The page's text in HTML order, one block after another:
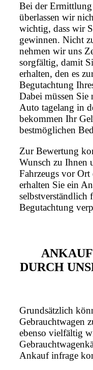
Bei der Ermittlung
überlassen wir
wichtig, dass wir
gewinnen. Nicht
nehmen wir uns
sorgfältig, damit
erhalten, den es
Begutachtung
Dabei müssen Sie
Auto tagelang in
bekommen Ihr
bestmöglichen
Zur Bewertung
Wunsch zu Ihnen
Fahrzeugs vor
erhalten Sie ein
Begutachtung
DURCH
Grundsätzlich
Gebrauchtwagen
ebenso vielfältig
Ankauf infrage